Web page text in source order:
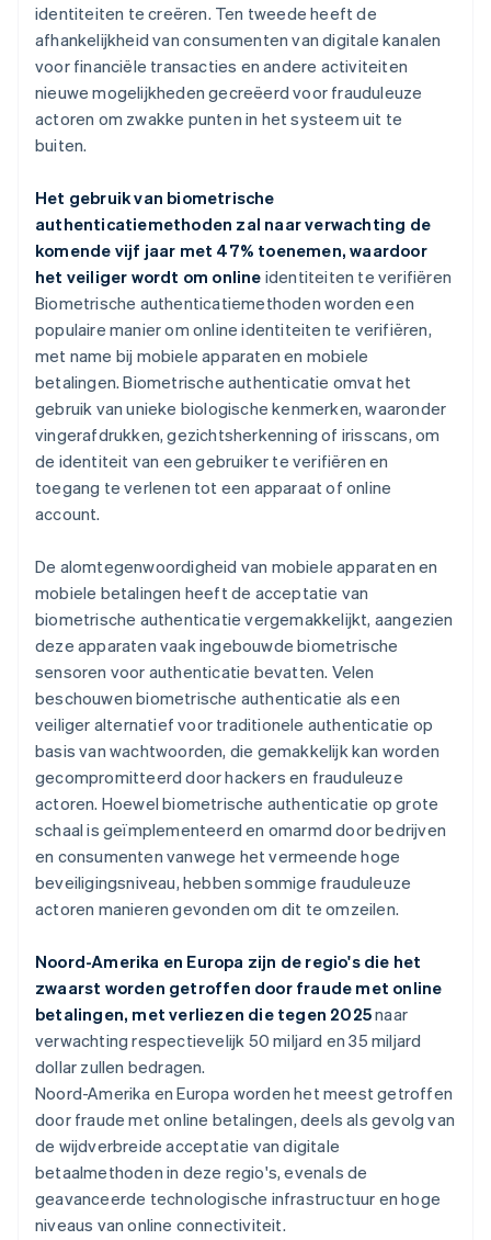
identiteiten te creëren. Ten tweede heeft de
afhankelijkheid van consumenten van digitale kanalen
voor financiële transacties en andere activiteiten
nieuwe mogelijkheden gecreëerd voor frauduleuze
actoren om zwakke punten in het systeem uit te
buiten.
Het gebruik van biometrische
authenticatiemethoden zal naar verwachting de
komende vijf jaar met 47% toenemen, waardoor
het veiliger wordt om online identiteiten te verifiëren
Biometrische authenticatiemethoden worden een
populaire manier om online identiteiten te verifiëren,
met name bij mobiele apparaten en mobiele
betalingen. Biometrische authenticatie omvat het
gebruik van unieke biologische kenmerken, waaronder
vingerafdrukken, gezichtsherkenning of irisscans, om
de identiteit van een gebruiker te verifiëren en
toegang te verlenen tot een apparaat of online
account.
De alomtegenwoordigheid van mobiele apparaten en
mobiele betalingen heeft de acceptatie van
biometrische authenticatie vergemakkelijkt, aangezien
deze apparaten vaak ingebouwde biometrische
sensoren voor authenticatie bevatten. Velen
beschouwen biometrische authenticatie als een
veiliger alternatief voor traditionele authenticatie op
basis van wachtwoorden, die gemakkelijk kan worden
gecompromitteerd door hackers en frauduleuze
actoren. Hoewel biometrische authenticatie op grote
schaal is geïmplementeerd en omarmd door bedrijven
en consumenten vanwege het vermeende hoge
beveiligingsniveau, hebben sommige frauduleuze
actoren manieren gevonden om dit te omzeilen.
Noord-Amerika en Europa zijn de regio's die het
zwaarst worden getroffen door fraude met online
betalingen, met verliezen die tegen 2025naar
verwachting respectievelijk 50 miljard en 35 miljard
dollar zullen bedragen.
Noord-Amerika en Europa worden het meest getroffen
door fraude met online betalingen, deels als gevolg van
de wijdverbreide acceptatie van digitale
betaalmethoden in deze regio's, evenals de
geavanceerde technologische infrastructuur en hoge
niveaus van online connectiviteit.